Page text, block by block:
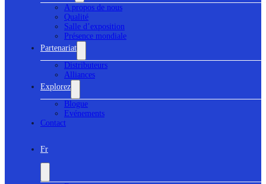
A propos de nous
Qualité
Salle d’exposition
Présence mondiale
Partenariat
Distributeurs
Alliances
Explorez
Blogue
Evénements
Contact
Fr